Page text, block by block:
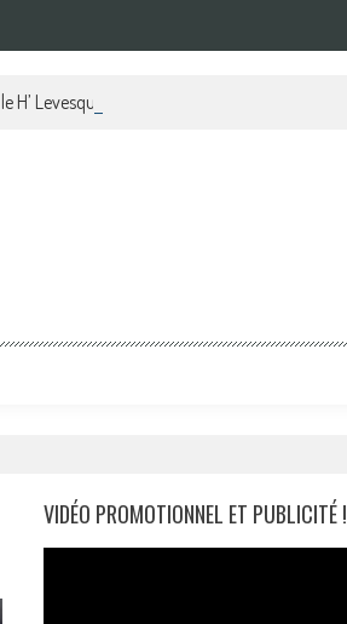
Levesque !
VIDÉO PROMOTIONNEL ET PUBLICITÉ !